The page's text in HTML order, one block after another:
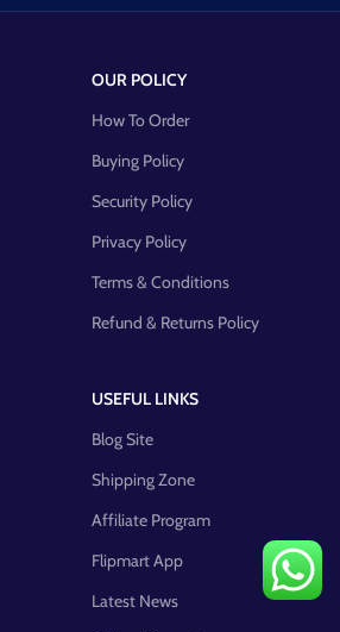
OUR POLICY
How To Order
Buying Policy
Security Policy
Privacy Policy
Terms & Conditions
Refund & Returns Policy
USEFUL LINKS
Blog Site
Shipping Zone
Affiliate Program
Flipmart App
Latest News